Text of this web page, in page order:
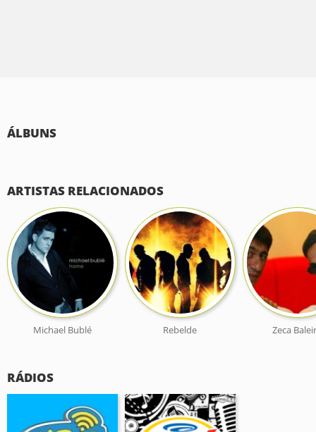
ÁLBUNS
ARTISTAS RELACIONADOS
Michael Bublé Rebelde Zeca
RÁDIOS